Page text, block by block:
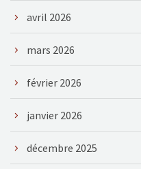
avril 2026
mars 2026
février 2026
janvier 2026
décembre 2025